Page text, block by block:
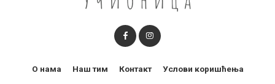
О нама Наш тим Контакт Услови коришћења